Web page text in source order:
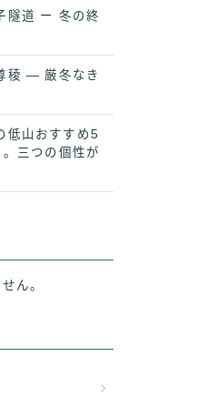
隧道 ー 冬の終
稜 ― 厳冬なき
低山おすすめ5
三つの個性が
ん。